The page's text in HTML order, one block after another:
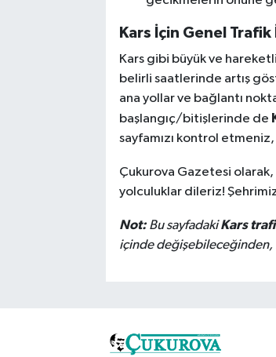
Kars İçin Genel Trafik
Kars gibi büyük ve
belirli saatlerinde artış
ana yollar ve bağlantı
başlangıç/bitişlerinde de
sayfamızı kontrol
Çukurova Gazetesi olarak,
yolculuklar dileriz!
Not:Bu sayfadakiKars
içinde değişebileceğinden,